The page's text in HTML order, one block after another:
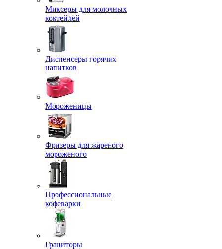
Миксеры для молочных
коктейлей
Диспенсеры горячих
напитков
Мороженицы
Фризеры для жареного
мороженого
Профессиональные
кофеварки
Граниторы